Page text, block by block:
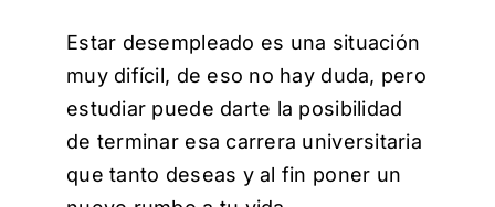
Estar desempleado es una situación
muy difícil, de eso no hay duda, pero
estudiar puede darte la posibilidad
de terminar esa carrera universitaria
que tanto deseas y al fin poner un